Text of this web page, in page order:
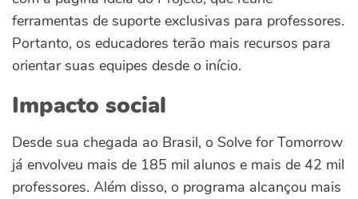
ferramentas de suporte exclusivas para professores.
Portanto, os educadores terão mais recursos para
orientar suas equipes desde o início.
Impacto social
Desde sua chegada ao Brasil, o Solve for Tomorrow
já envolveu mais de 185 mil alunos e mais de 42 mil
professores. Além disso, o programa alcançou mais